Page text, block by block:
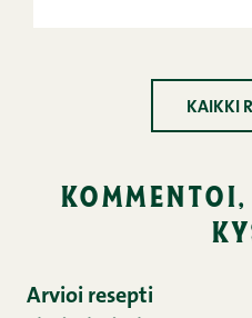
KAIKKI
Arvioi resepti